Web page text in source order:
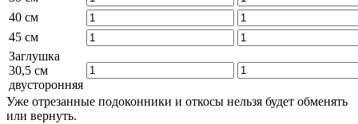
40 см
45 см
Заглушка
30,5 см
двусторонняя
Уже отрезанные подоконники и откосы нельзя будет обменять
или вернуть.